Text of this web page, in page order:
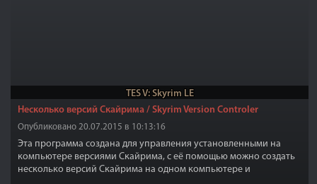
TES V: Skyrim LE
Несколько версий Скайрима / Skyrim Version Controler
Опубликовано 20.07.2015 в 10:13:16
Эта программа создана для управления установленными на
компьютере версиями Скайрима, с её помощью можно создать
несколько версий Скайрима на одном компьютере и